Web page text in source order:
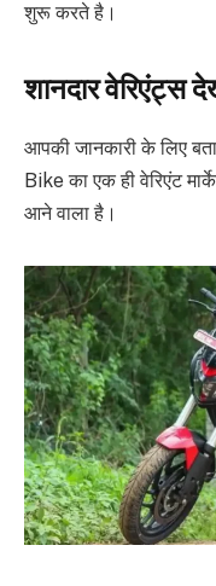
शुरू करते है।
शानदार वेरिएंट्स
आपकी जानकारी के लिए
Bike का एक ही वेरिएंट
आने वाला है।